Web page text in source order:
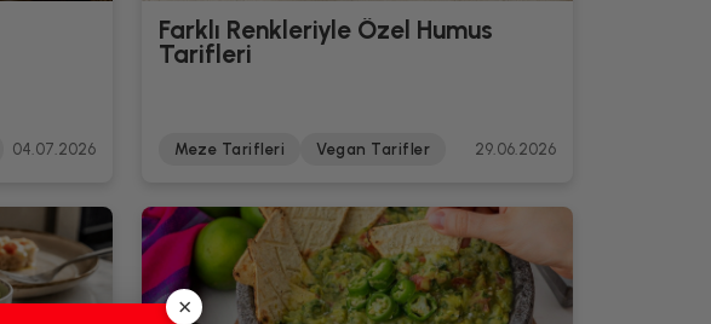
04.07.2026
Farklı Renkleriyle Özel Humus
Tarifleri
Meze Tarifleri Vegan Tarifler 29.06.2026
×